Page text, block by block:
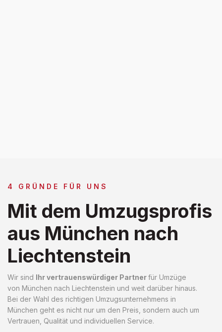
4 GRÜNDE FÜR UNS
Mit dem Umzugsprofis
aus München nach
Liechtenstein
Wir sind Ihr vertrauenswürdiger Partnerfür Umzüge
von München nach Liechtenstein und weit darüber hinaus.
Bei der Wahl des richtigen Umzugsunternehmens in
München geht es nicht nur um den Preis, sondern auch um
Vertrauen, Qualität und individuellen Service.